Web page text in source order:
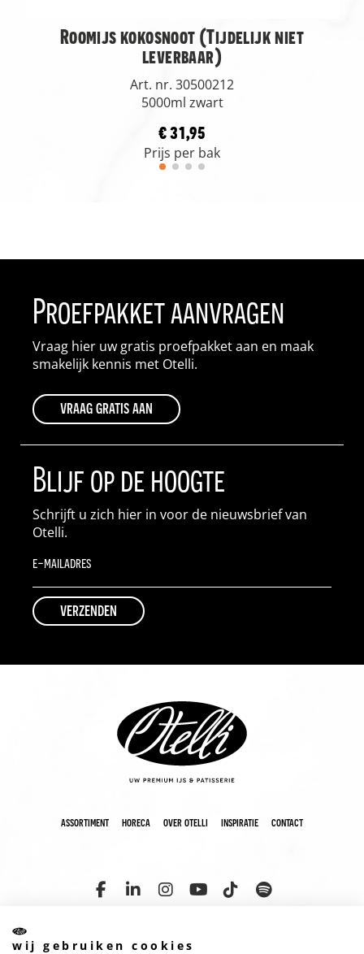
Roomijs kokosnoot (Tijdelijk niet
leverbaar)
Art. nr. 30500212
5000ml zwart
€ 31,95
Prijs per bak
Proefpakket aanvragen
Vraag hier uw gratis proefpakket aan en maak
smakelijk kennis met Otelli.
vraag gratis aan
Blijf op de hoogte
Schrijft u zich hier in voor de nieuwsbrief van
Otelli.
assortiment horeca over otelli inspiratie contact
wij gebruiken cookies